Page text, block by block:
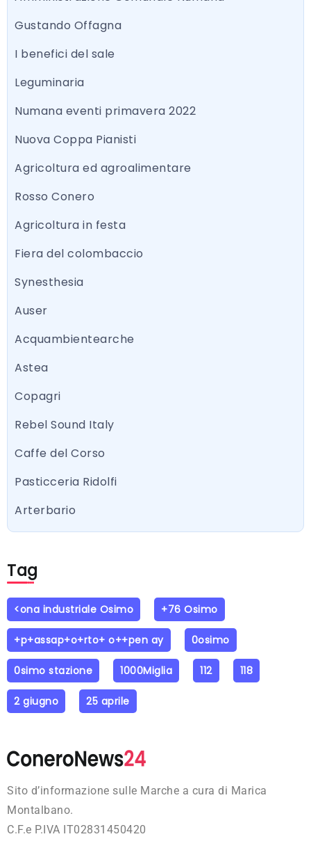
Gustando Offagna
I benefici del sale
Leguminaria
Numana eventi primavera 2022
Nuova Coppa Pianisti
Agricoltura ed agroalimentare
Rosso Conero
Agricoltura in festa
Fiera del colombaccio
Synesthesia
Auser
Acquambientearche
Astea
Copagri
Rebel Sound Italy
Caffe del Corso
Pasticceria Ridolfi
Arterbario
Tag
<ona industriale Osimo +76 Osimo
+p+assap+o+rto+ o++pen ay 0osimo
0simo stazione 1000Miglia 112 118
2 giugno 25 aprile
Sito d’informazione sulle Marche a cura di Marica
Montalbano.
C.F.e P.IVA IT02831450420